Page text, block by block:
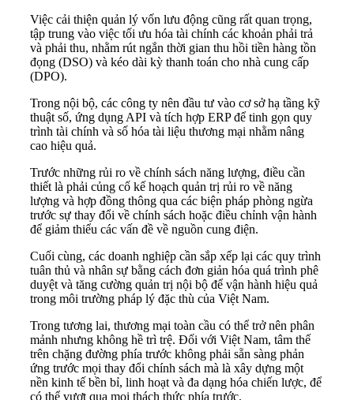
Việc cải thiện quản lý vốn lưu động cũng rất quan trọng,
tập trung vào việc tối ưu hóa tài chính các khoản phải trả
và phải thu, nhằm rút ngắn thời gian thu hồi tiền hàng tồn
đọng (DSO) và kéo dài kỳ thanh toán cho nhà cung cấp
(DPO).
Trong nội bộ, các công ty nên đầu tư vào cơ sở hạ tầng kỹ
thuật số, ứng dụng API và tích hợp ERP để tinh gọn quy
trình tài chính và số hóa tài liệu thương mại nhằm nâng
cao hiệu quả.
Trước những rủi ro về chính sách năng lượng, điều cần
thiết là phải củng cố kế hoạch quản trị rủi ro về năng
lượng và hợp đồng thông qua các biện pháp phòng ngừa
trước sự thay đổi về chính sách hoặc điều chỉnh vận hành
để giảm thiểu các vấn đề về nguồn cung điện.
Cuối cùng, các doanh nghiệp cần sắp xếp lại các quy trình
tuân thủ và nhân sự bằng cách đơn giản hóa quá trình phê
duyệt và tăng cường quản trị nội bộ để vận hành hiệu quả
trong môi trường pháp lý đặc thù của Việt Nam.
Trong tương lai, thương mại toàn cầu có thể trở nên phân
mảnh nhưng không hề trì trệ. Đối với Việt Nam, tâm thế
trên chặng đường phía trước không phải sẵn sàng phản
ứng trước mọi thay đổi chính sách mà là xây dựng một
nền kinh tế bền bỉ, linh hoạt và đa dạng hóa chiến lược, để
có thể vượt qua mọi thách thức phía trước.